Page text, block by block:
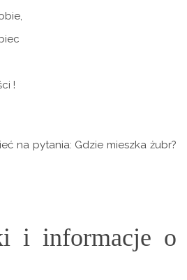
!
na pytania: Gdzie mieszka żubr?
i informacje o